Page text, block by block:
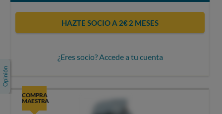
HAZTE SOCIO A 2€ 2 MESES
¿Eres socio? Accede a tu cuenta
COMPRA
MAESTRA